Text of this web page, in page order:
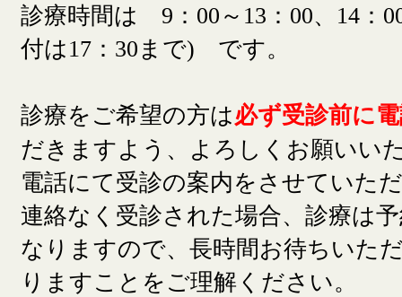
診療時間は 9：00～13：00、14：
付は17：30まで) です。
診療をご希望の方は必ず受診前に
だきますよう、よろしくお願いい
電話にて受診の案内をさせていた
連絡なく受診された場合、診療は
なりますので、長時間お待ちいた
りますことをご理解ください。